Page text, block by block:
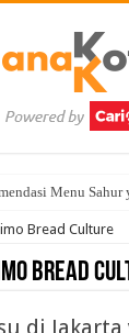
Menu
Bread Culture
Bread
di Jakarta